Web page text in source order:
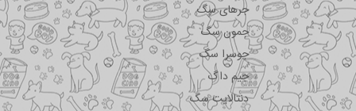
جرهای سگ
جمون سگ
جوسرا سگ
جیم داگ
دنتالایت سگ